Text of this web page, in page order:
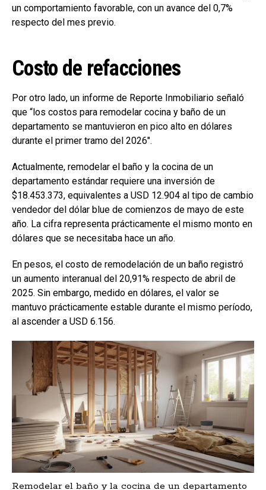
un comportamiento favorable, con un avance del 0,7%
respecto del mes previo.
Costo de refacciones
Por otro lado, un informe de Reporte Inmobiliario señaló
que “los costos para remodelar cocina y baño de un
departamento se mantuvieron en pico alto en dólares
durante el primer tramo del 2026″.
Actualmente, remodelar el baño y la cocina de un
departamento estándar requiere una inversión de
$18.453.373, equivalentes a USD 12.904 al tipo de cambio
vendedor del dólar blue de comienzos de mayo de este
año. La cifra representa prácticamente el mismo monto en
dólares que se necesitaba hace un año.
En pesos, el costo de remodelación de un baño registró
un aumento interanual del 20,91% respecto de abril de
2025. Sin embargo, medido en dólares, el valor se
mantuvo prácticamente estable durante el mismo período,
al ascender a USD 6.156.
Remodelar el baño y la cocina de un departamento